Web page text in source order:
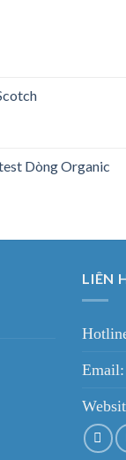
Dòng Organic
LIÊN